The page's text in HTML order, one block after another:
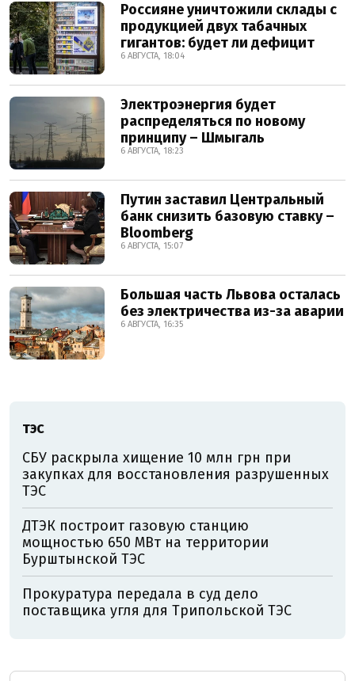
Россияне уничтожили склады с
продукцией двух табачных
гигантов: будет ли дефицит
6 АВГУСТА, 18:04
Электроэнергия будет
распределяться по новому
принципу – Шмыгаль
6 АВГУСТА, 18:23
Путин заставил Центральный
банк снизить базовую ставку –
Bloomberg
6 АВГУСТА, 15:07
Большая часть Львова осталась
без электричества из-за аварии
6 АВГУСТА, 16:35
ТЭС
СБУ раскрыла хищение 10 млн грн при
закупках для восстановления разрушенных
ТЭС
ДТЭК построит газовую станцию
мощностью 650 МВт на территории
Бурштынской ТЭС
Прокуратура передала в суд дело
поставщика угля для Трипольской ТЭС